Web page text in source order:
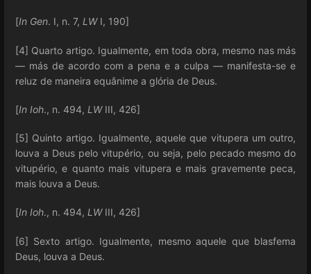
[In Gen. I, n. 7, LWI, 190]
[4] Quarto artigo. Igualmente, em toda obra, mesmo nas más
— más de acordo com a pena e a culpa — manifesta-se e
reluz de maneira equânime a glória de Deus.
[In Ioh., n. 494, LWIII, 426]
[5] Quinto artigo. Igualmente, aquele que vitupera um outro,
louva a Deus pelo vitupério, ou seja, pelo pecado mesmo do
vitupério, e quanto mais vitupera e mais gravemente peca,
mais louva a Deus.
[In Ioh., n. 494, LWIII, 426]
[6] Sexto artigo. Igualmente, mesmo aquele que blasfema
Deus, louva a Deus.